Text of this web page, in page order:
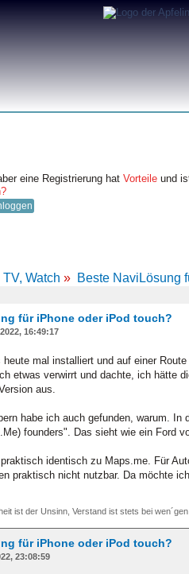
eine Registrierung hat Vorteile und
Watch » Beste NaviLösung
für iPhone oder iPod touch?
16:49:17
heute mal installiert und auf einer Route
etwas verwirrt und dachte, ich hätte
aus.
habe ich auch gefunden, warum.
founders". Das sieht wie ein Ford
identisch zu Maps.me. Für
praktisch nicht nutzbar. Da möchte
ist der Unsinn, Verstand ist stets bei
für iPhone oder iPod touch?
23:08:59